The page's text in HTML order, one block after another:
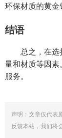
环保材质的黄金
结语
总之，在
量和材质等因
服务。
声明：文章仅代表
反馈本站，我们将